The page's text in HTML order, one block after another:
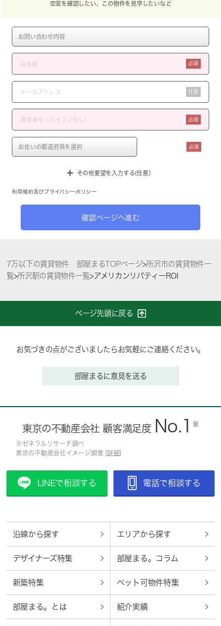
空室を確認したい、この物件を見学したいなど
必須
任意
必須
必須
その他要望を入力する(任意）
利用規約 及び プライバシーポリシー
確認ページへ進む
7万以下の賃貸物件 部屋まるTOPページ>所沢市の賃貸物件一
覧>所沢駅の賃貸物件一覧>アメリカンリバティーROI
ページ先頭に戻る
お気づきの点がございましたらお気軽にご連絡ください。
部屋まるに意見を送る
東京の不動産会社 顧客満足度 No.1 ※
※ゼネラルリサーチ調べ
東京の不動産会社イメージ調査 [ 詳細
LINEで相談する 電話で相談する
沿線から探す エリアから探す
デザイナーズ特集 部屋まる。コラム
新築特集 ペット可物件特集
部屋まる。とは 紹介実績